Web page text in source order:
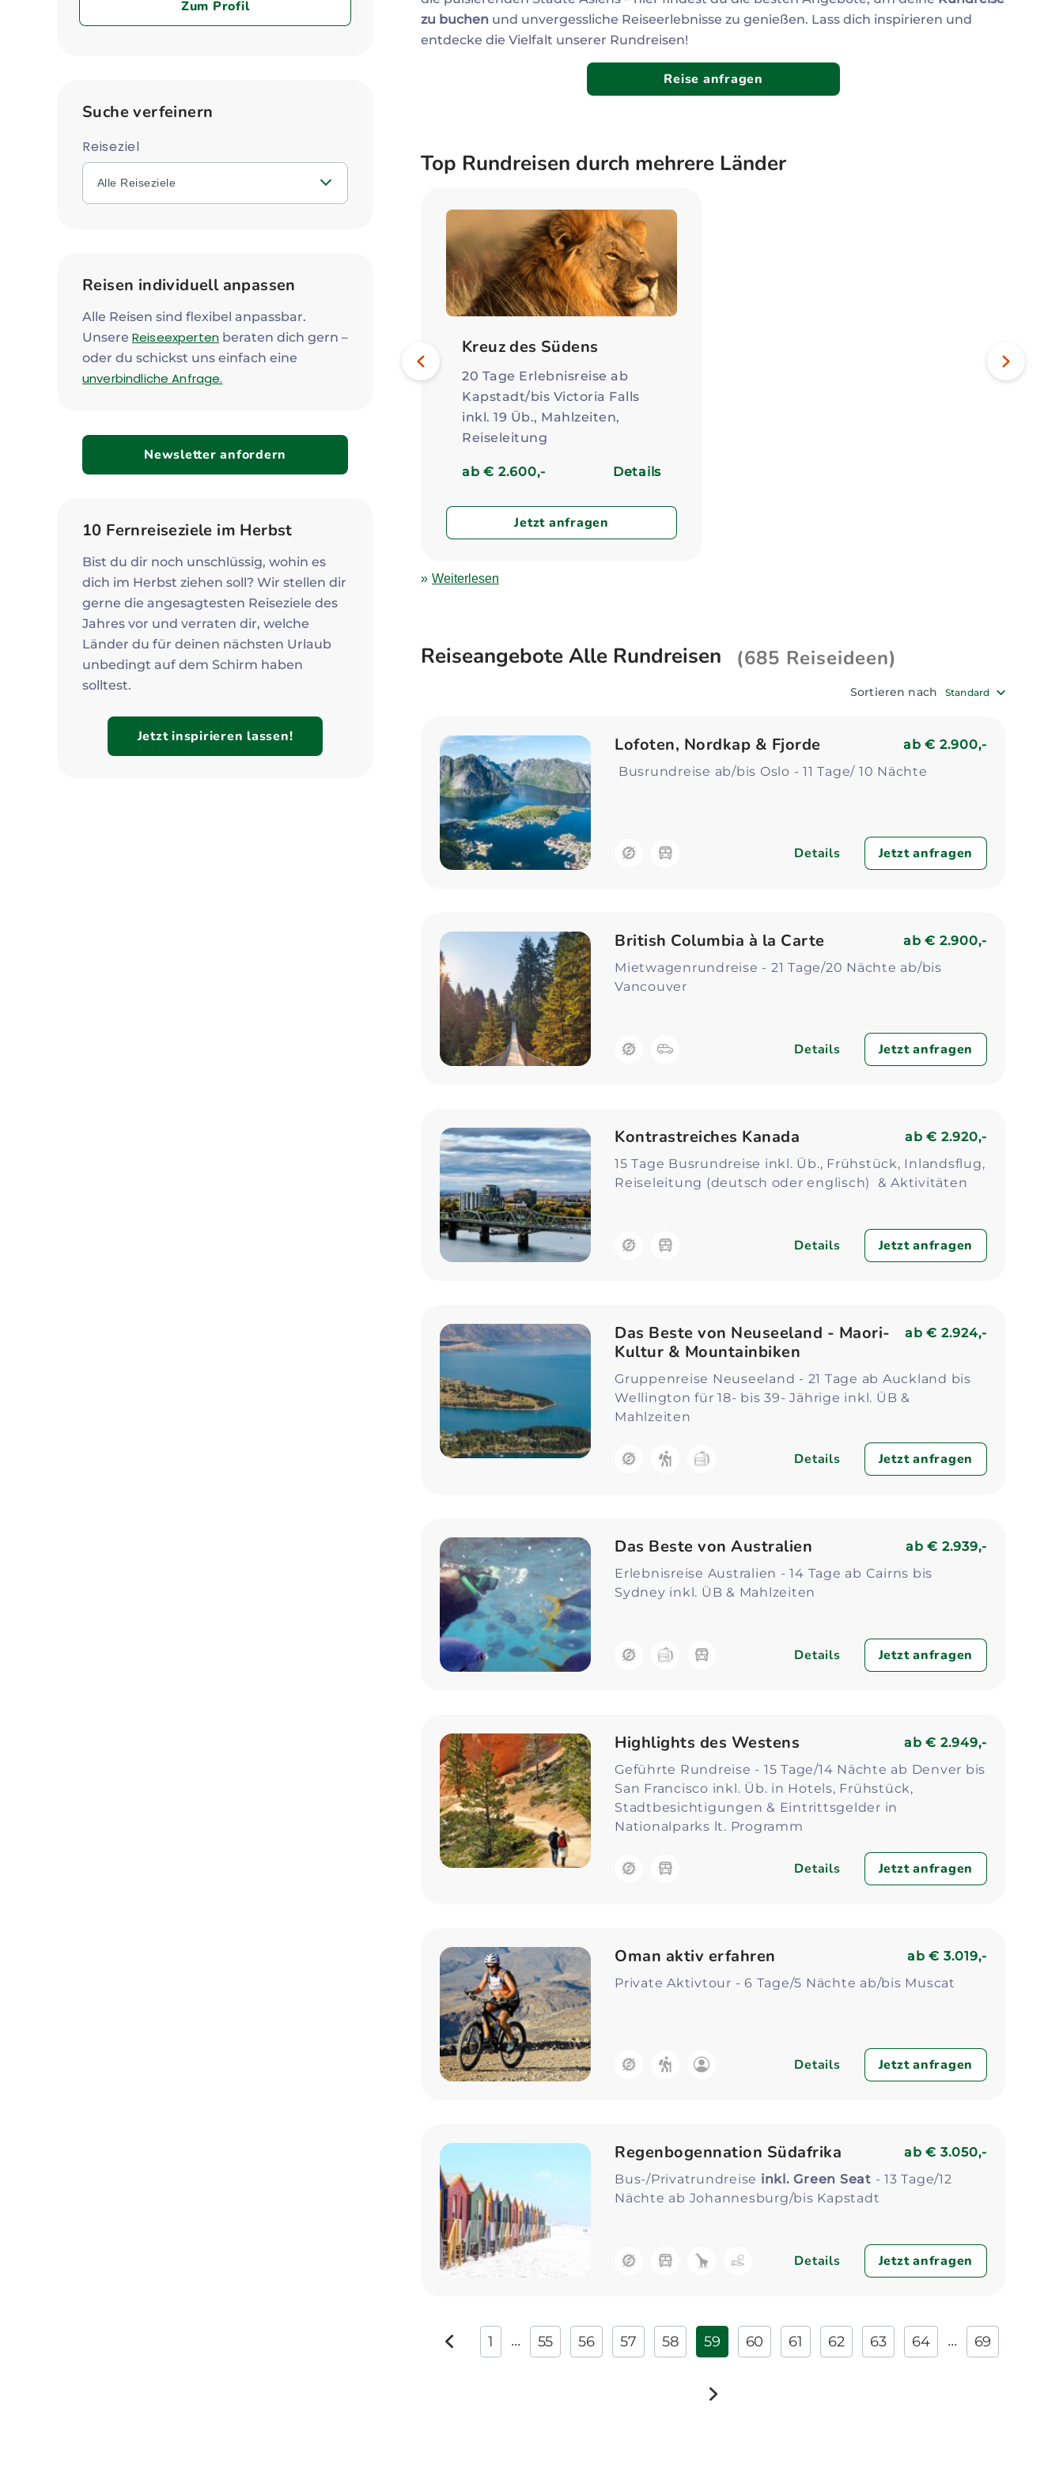
zu buchen und unvergessliche Reiseerlebnisse zu genießen. Lass dich inspirieren und
entdecke die Vielfalt unserer Rundreisen!
Reise anfragen
Top Rundreisen durch mehrere Länder
Kreuz des Südens
20 Tage Erlebnisreise ab
Kapstadt/bis Victoria Falls
inkl. 19 Üb., Mahlzeiten,
Reiseleitung
ab € 2.600,- Details
Jetzt anfragen
Vorheriges
Nächstes
Bild
Weiterlesen
Reiseangebote Alle Rundreisen (685 Reiseideen)
Sortieren nach Standard
Lofoten, Nordkap & Fjorde ab€ 2.900,-
Busrundreise ab/bis Oslo - 11 Tage/ 10 Nächte
Details Jetzt anfragen
British Columbia à la Carte ab€ 2.900,-
Mietwagenrundreise - 21 Tage/20 Nächte ab/bis
Vancouver
Details Jetzt anfragen
Kontrastreiches Kanada ab€ 2.920,-
15 Tage Busrundreise inkl. Üb., Frühstück, Inlandsflug,
Reiseleitung (deutsch oder englisch) & Aktivitäten
Details Jetzt anfragen
Das Beste von Neuseeland - Maori-
Kultur & Mountainbiken
ab€ 2.924,-
Gruppenreise Neuseeland - 21 Tage ab Auckland bis
Wellington für 18- bis 39- Jährige inkl. ÜB &
Mahlzeiten
Details Jetzt anfragen
Das Beste von Australien ab€ 2.939,-
Erlebnisreise Australien - 14 Tage ab Cairns bis
Sydney inkl. ÜB & Mahlzeiten
Details Jetzt anfragen
Highlights des Westens ab€ 2.949,-
Geführte Rundreise - 15 Tage/14 Nächte ab Denver bis
San Francisco inkl. Üb. in Hotels, Frühstück,
Stadtbesichtigungen & Eintrittsgelder in
Nationalparks lt. Programm
Details Jetzt anfragen
Oman aktiv erfahren ab€ 3.019,-
Private Aktivtour - 6 Tage/5 Nächte ab/bis Muscat
Details Jetzt anfragen
Regenbogennation Südafrika ab€ 3.050,-
Bus-/Privatrundreise inkl. Green Seat - 13 Tage/12
Nächte ab Johannesburg/bis Kapstadt
Details Jetzt anfragen
zurück
1 ... 55 56 57 58 59 60 61 62 63 64 ... 69
weiter
Zum Profil Zum Profil Zum Profil
Suche verfeinern
Reiseziel
Alle Reiseziele
Reisen individuell anpassen
Alle Reisen sind flexibel anpassbar.
Unsere Reiseexpertenberaten dich gern –
oder du schickst uns einfach eine
unverbindliche Anfrage.
Newsletter anfordern
10 Fernreiseziele im Herbst
Bist du dir noch unschlüssig, wohin es
dich im Herbst ziehen soll? Wir stellen dir
gerne die angesagtesten Reiseziele des
Jahres vor und verraten dir, welche
Länder du für deinen nächsten Urlaub
unbedingt auf dem Schirm haben
solltest.
Jetzt inspirieren lassen!